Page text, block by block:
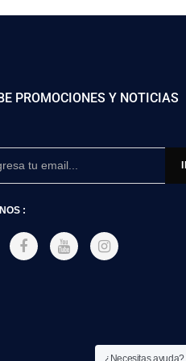
PROMOCIONES Y NOTICIAS
:
¿Necesitas ayuda?